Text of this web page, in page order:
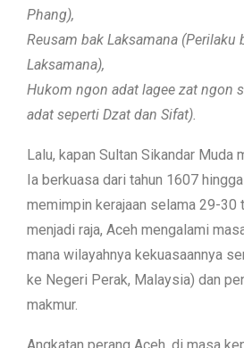
Phang),
Reusam bak Laksamana (Perilaku
Laksamana),
Hukom ngon adat lagee zat ngon
adat seperti Dzat dan Sifat).
Lalu, kapan Sultan Sikandar Muda
Ia berkuasa dari tahun 1607
memimpin kerajaan selama 29-30
menjadi raja, Aceh mengalami
mana wilayahnya kekuasaannya
ke Negeri Perak, Malaysia) dan
makmur.